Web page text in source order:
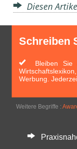
Diesen
Schreiben
Bleiben Sie
Werbung.
Weitere Begriffe :